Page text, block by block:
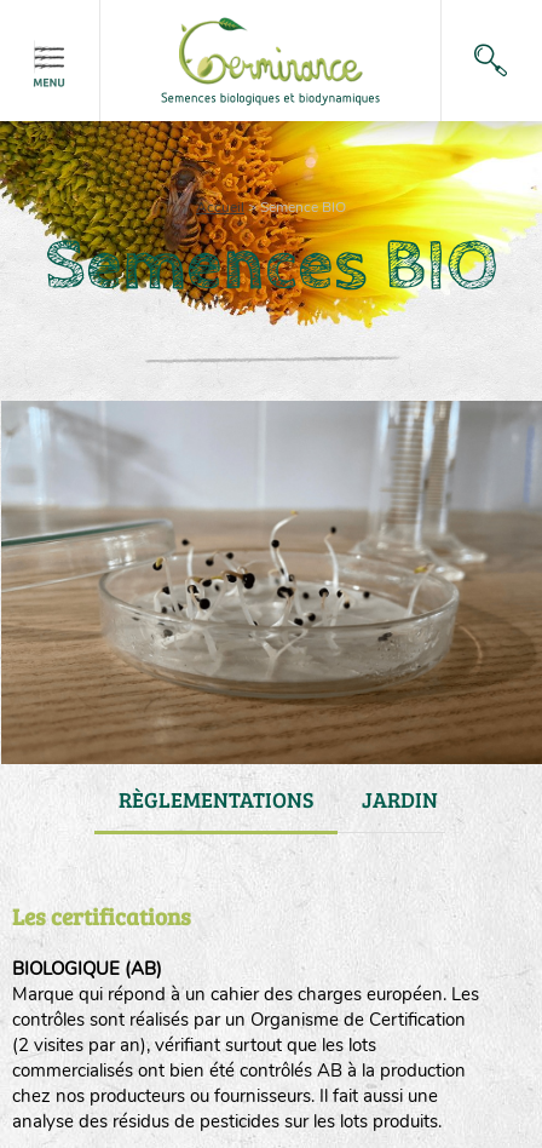
Accueil>Semence BIO
Semences BIO
RÈGLEMENTATIONS JARDIN
Les certifications
BIOLOGIQUE (AB)
Marque qui répond à un cahier des charges européen. Les
contrôles sont réalisés par un Organisme de Certification
(2 visites par an), vérifiant surtout que les lots
commercialisés ont bien été contrôlés AB à la production
chez nos producteurs ou fournisseurs. Il fait aussi une
analyse des résidus de pesticides sur les lots produits.
haies